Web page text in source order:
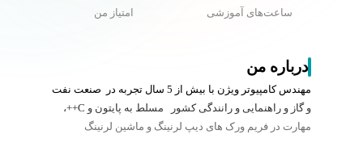
ساعت‌های آموزشی امتیاز من
درباره من
مهندس کامپیوتر ویژن با بیش از 5 سال تجربه در صنعت نفت
و گاز و راهنمایی و رانندگی کشور مسلط به پایتون و C++،
مهارت در فریم ورک های دیپ لرنینگ و ماشین لرنینگ